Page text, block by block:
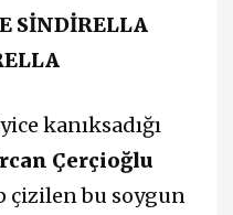
SİNDİRELLA
kanıksadığı
Çerçioğlu
çizilen bu soygun